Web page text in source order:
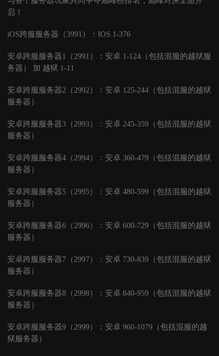
启！
iOS跨服服务器（3991）：IOS 1-376
安卓跨服服务器1（2991）：安卓 1-124（包括混服的越狱服
务器） 加 越狱 1-11
安卓跨服服务器2（2992）：安卓 125-244（包括混服的越狱
服务器）
安卓跨服服务器3（2993）：安卓 245-359（包括混服的越狱
服务器）
安卓跨服服务器4（2994）：安卓 360-479（包括混服的越狱
服务器）
安卓跨服服务器5（2995）：安卓 480-599（包括混服的越狱
服务器）
安卓跨服服务器6（2996）：安卓 600-729（包括混服的越狱
服务器）
安卓跨服服务器7（2997）：安卓 730-839（包括混服的越狱
服务器）
安卓跨服服务器8（2998）：安卓 840-959（包括混服的越狱
服务器）
安卓跨服服务器9（2999）：安卓 960-1079（包括混服的越
狱服务器）